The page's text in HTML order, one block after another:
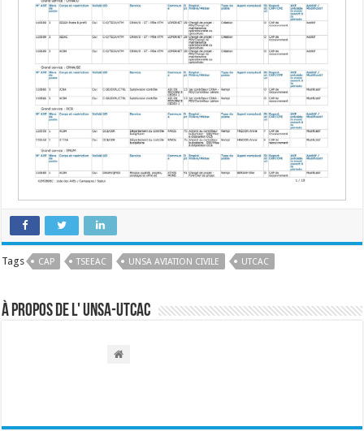
Tags CAP TSEEAC UNSA AVIATION CIVILE UTCAC
À propos de l' UNSA-UTCAC